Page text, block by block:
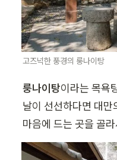
고즈넉한 풍경의 룽나이탕
룽나이탕이라는 목욕
날이 선선하다면 대
마음에 드는 곳을 골